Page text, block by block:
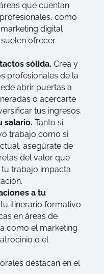
que cuentan
como
digital
ofrecer
sólida. Crea y
profesionales de la
abrir puertas a
o acercarte
tus ingresos.
salario. Tanto si
trabajo como si
asegúrate de
del valor que
trabajo impacta
a tu
itinerario formativo
en áreas de
como el marketing
o el
destacan en el